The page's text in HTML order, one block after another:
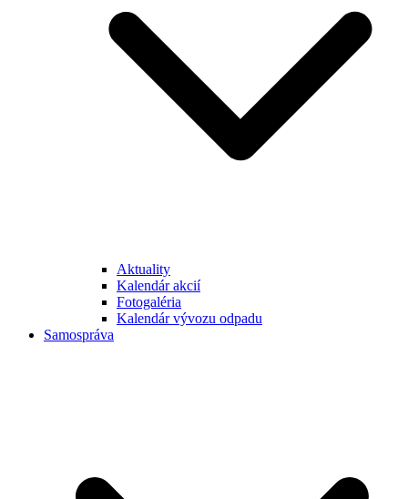
Aktuality
Kalendár akcií
Fotogaléria
Kalendár vývozu odpadu
Samospráva